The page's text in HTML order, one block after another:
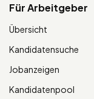
Für Arbeitgeber
Übersicht
Kandidatensuche
Jobanzeigen
Kandidatenpool